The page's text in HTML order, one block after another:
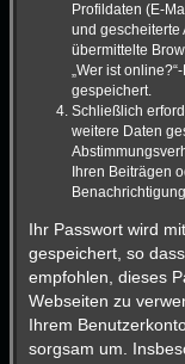
Profildaten (E-
und gescheiterte
übermittelte
„Wer ist
gespeichert.
Schließlich
weitere Daten
Ihren Beiträgen
Ihr Passwort wird
gespeichert, so
empfohlen, dieses
Webseiten zu
Ihrem
sorgsam um.